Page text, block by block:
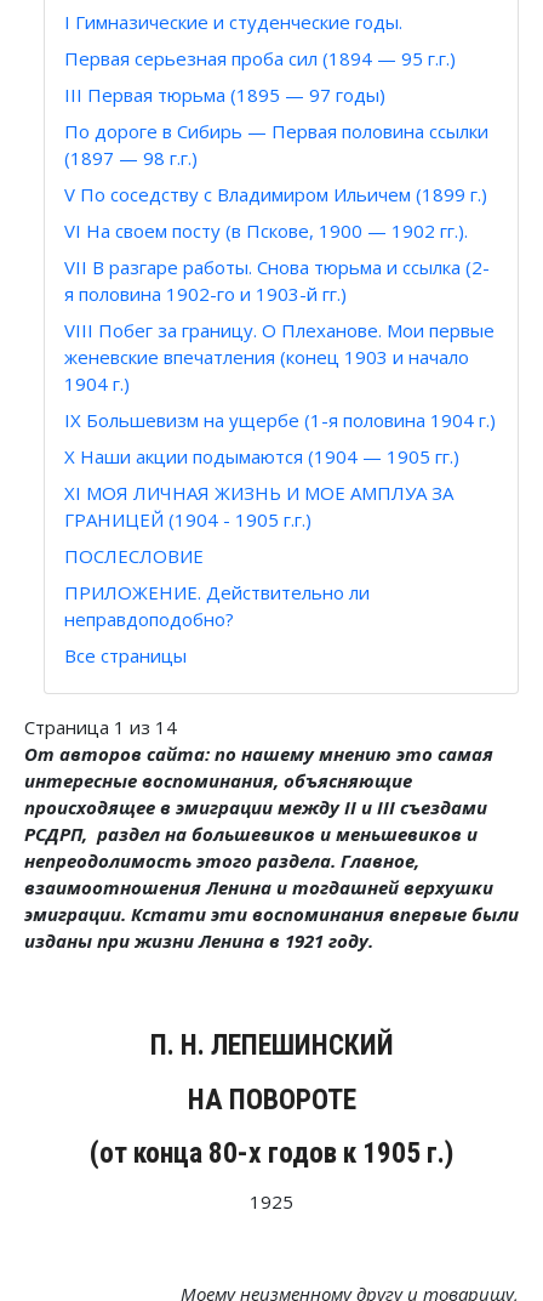
I Гимназические и студенческие годы.
Первая серьезная проба сил (1894 — 95 г.г.)
III Первая тюрьма (1895 — 97 годы)
По дороге в Сибирь — Первая половина ссылки
(1897 — 98 г.г.)
V По соседству с Владимиром Ильичем (1899 г.)
VI На своем посту (в Пскове, 1900 — 1902 гг.).
VII В разгаре работы. Снова тюрьма и ссылка (2-
я половина 1902-го и 1903-й гг.)
VIII Побег за границу. О Плеханове. Мои первые
женевские впечатления (конец 1903 и начало
1904 г.)
IX Большевизм на ущербе (1-я половина 1904 г.)
X Наши акции подымаются (1904 — 1905 гг.)
XI МОЯ ЛИЧНАЯ ЖИЗНЬ И МОЕ АМПЛУА ЗА
ГРАНИЦЕЙ (1904 - 1905 г.г.)
ПОСЛЕСЛОВИЕ
ПРИЛОЖЕНИЕ. Действительно ли
неправдоподобно?
Все страницы
Страница 1 из 14
От авторов сайта: по нашему мнению это самая
интересные воспоминания, объясняющие
происходящее в эмиграции между II и III съездами
РСДРП, раздел на большевиков и меньшевиков и
непреодолимость этого раздела. Главное,
взаимоотношения Ленина и тогдашней верхушки
эмиграции. Кстати эти воспоминания впервые были
изданы при жизни Ленина в 1921 году.
П. Н. ЛЕПЕШИНСКИЙ
НА ПОВОРОТЕ
(от конца 80-х годов к 1905 г.)
1925
Моему неизменному другу и товарищу,